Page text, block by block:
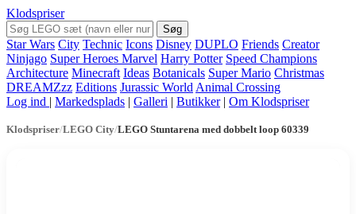
Klodspriser
Søg
Star Wars City Technic Icons Disney DUPLO Friends Creator
Ninjago Super Heroes Marvel Harry Potter Speed Champions
Architecture Minecraft Ideas Botanicals Super Mario Christmas
DREAMZzz Editions Jurassic World Animal Crossing
Log ind | Markedsplads | Galleri | Butikker | Om Klodspriser
Klodspriser/LEGO City/LEGO Stuntarena med dobbelt loop 60339